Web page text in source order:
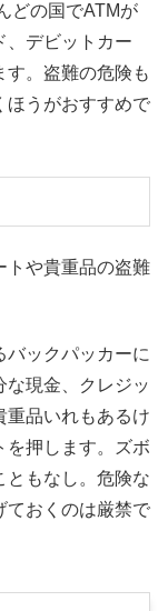
どの国でATMが
、デビットカー
す。盗難の危険も
ほうがおすすめで
トや貴重品の盗難
バックパッカーに
な現金、クレジッ
重品いれもあるけ
を押します。ズボ
ともなし。危険な
ておくのは厳禁で